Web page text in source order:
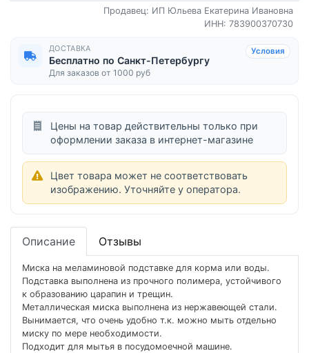
Продавец: ИП Юльева Екатерина Ивановна
ИНН: 783900370730
ДОСТАВКА
Бесплатно по Санкт-Петербургу
Для заказов от 1000 руб
Условия
Цены на товар действительны только при
оформлении заказа в интернет-магазине
Цвет товара может не соответствовать
изображению. Уточняйте у оператора.
Описание Отзывы
Миска на меламиновой подставке для корма или воды.
Подставка выполнена из прочного полимера, устойчивого
к образованию царапин и трещин.
Металлическая миска выполнена из нержавеющей стали.
Вынимается, что очень удобно т.к. можно мыть отдельно
миску по мере необходимости.
Подходит для мытья в посудомоечной машине.